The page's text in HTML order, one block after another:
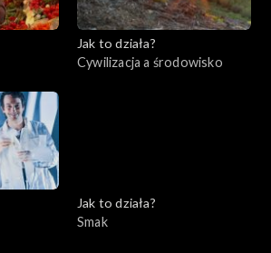
Jak to działa?
Cywilizacja a środowisko
Jak to działa?
Smak